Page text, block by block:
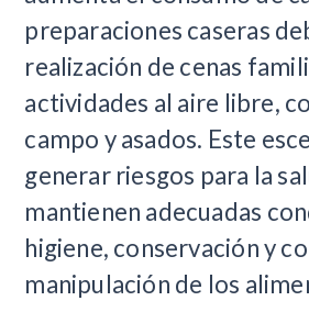
preparaciones caseras
realización de cenas
actividades al aire libre,
campo y asados. Este
generar riesgos para la
mantienen adecuadas
higiene, conservación y
manipulación de los